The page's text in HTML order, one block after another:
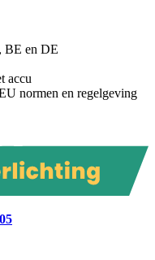
BE en DE
accu
normen en regelgeving